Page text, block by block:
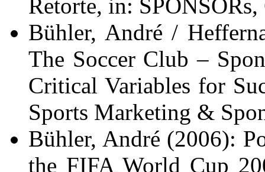
Retorte, in:
Bühler, André /
The Soccer Club –
Critical Variables for
Sports Marketing &
Bühler, André (2006):
the FIFA World Cup